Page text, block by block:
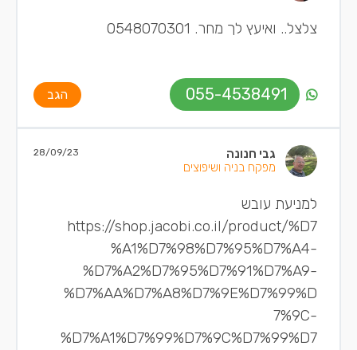
צלצל.. ואיעץ לך מחר. 0548070301
055-4538491 הגב
גבי חנונה
מפקח בניה ושיפוצים
28/09/23
למניעת עובש
https://shop.jacobi.co.il/product/%D7
%A1%D7%98%D7%95%D7%A4-
%D7%A2%D7%95%D7%91%D7%A9-
%D7%AA%D7%A8%D7%9E%D7%99%D
7%9C-
%D7%A1%D7%99%D7%9C%D7%99%D7